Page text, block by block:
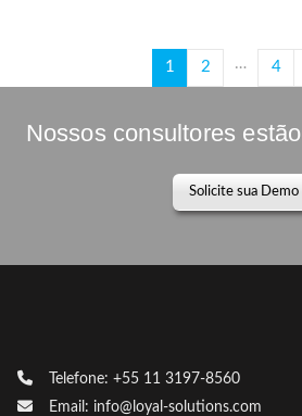
1 2 … 4
Nossos consultores
Solicite sua Demo
Telefone: +55 11 3197-8560
Email: info@loyal-solutions.com